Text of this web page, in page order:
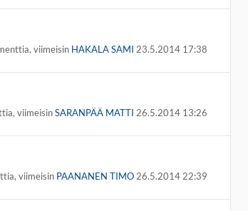
viimeisin HAKALA SAMI 23.5.2014 17:38
viimeisinSARANPÄÄ MATTI 26.5.2014 13:26
viimeisin PAANANEN TIMO 26.5.2014 22:39